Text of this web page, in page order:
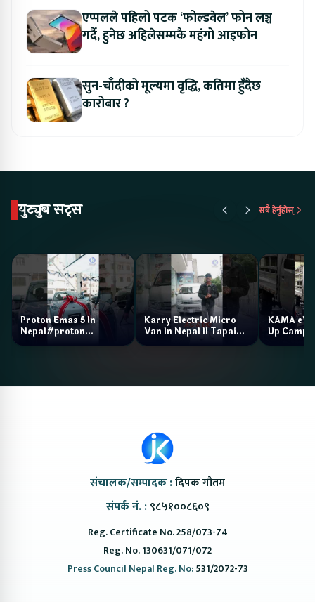
एप्पलले पहिलो पटक ‘फोल्डवेल’ फोन लञ्च
गर्दै, हुनेछ अहिलेसम्मकै महंगो आइफोन
सुन-चाँदीको मूल्यमा वृद्धि, कतिमा हुँदैछ
कारोबार ?
युट्युब सट्स सबै हेर्नुहोस्
Proton Emas 5 In
Nepal#proton
#protonemas5#protonnepal#evcarnepal
Karry Electric Micro
Van In Nepal II Tapaiko
Bazar II Jankari
KAMA eV
Up Camp
संचालक/सम्पादक :दिपक गौतम
संपर्क नं. : ९८५१००८६०९
Reg. Certificate No. 258/073-74
Reg. No. 130631/071/072
Press Council Nepal Reg. No:531/2072-73